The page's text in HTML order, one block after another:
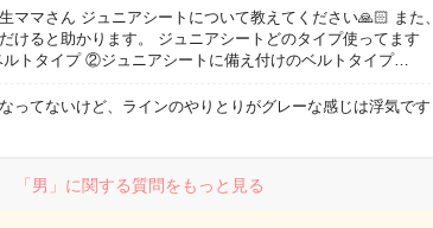
ママさん ジュニアシートについて教えてください🙏🏻 また、
けると助かります。 ジュニアシートどのタイプ使ってます
トタイプ ②ジュニアシートに備え付けのベルトタイプ…
ってないけど、ラインのやりとりがグレーな感じは浮気です
「男」に関する質問をもっと見る